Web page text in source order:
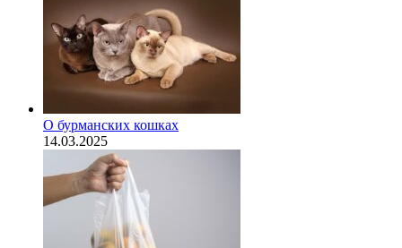
О бурманских кошках
14.03.2025